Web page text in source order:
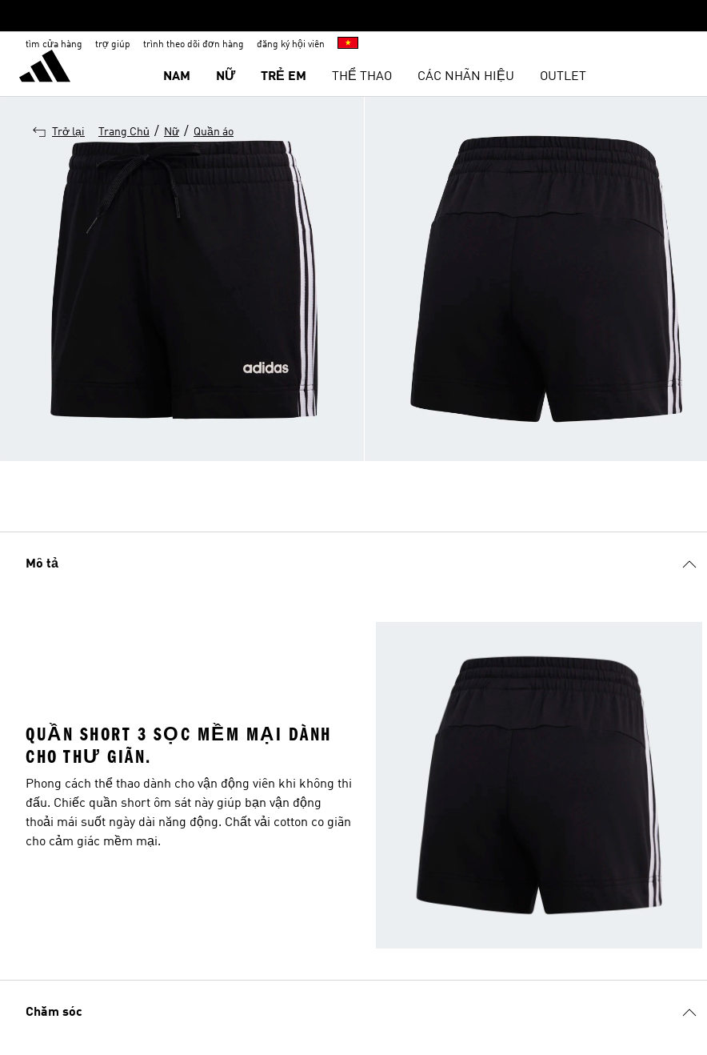
tìm cửa hàng trợ giúp trình theo dõi đơn hàng đăng ký hội viên
NAM NỮ TRẺ EM THỂ THAO CÁC NHÃN HIỆU OUTLET
Trở lại Trang Chủ / Nữ / Quần áo
Mô tả
QUẦN SHORT 3 SỌC MỀM MẠI DÀNH
CHO THƯ GIÃN.
Phong cách thể thao dành cho vận động viên khi không thi
đấu. Chiếc quần short ôm sát này giúp bạn vận động
thoải mái suốt ngày dài năng động. Chất vải cotton co giãn
cho cảm giác mềm mại.
Chăm sóc